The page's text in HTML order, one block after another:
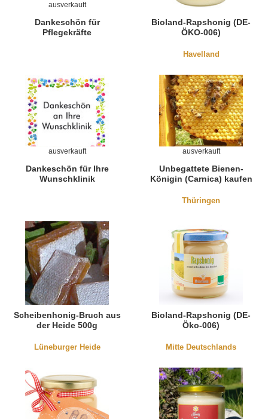
Dankeschön für
Pflegekräfte
ausverkauft
Bioland-Rapshonig (DE-
ÖKO-006)
Havelland
Dankeschön für Ihre
Wunschklinik
ausverkauft
Unbegattete Bienen-
Königin (Carnica) kaufen
Thüringen
ausverkauft
Scheibenhonig-Bruch aus
der Heide 500g
Lüneburger Heide
Bioland-Rapshonig (DE-
Öko-006)
Mitte Deutschlands